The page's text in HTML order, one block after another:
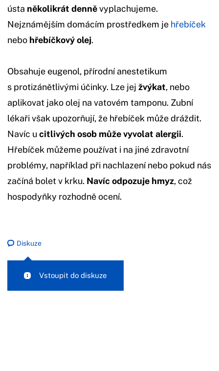
ústa několikrát denněvyplachujeme.
Nejznámějším domácím prostředkem je hřebíček
nebo hřebíčkový olej.
Obsahuje eugenol, přírodní anestetikum
s protizánětlivými účinky. Lze jej žvýkat, nebo
aplikovat jako olej na vatovém tamponu. Zubní
lékaři však upozorňují, že hřebíček může dráždit.
Navíc u citlivých osob může vyvolat alergii.
Hřebíček můžeme používat i na jiné zdravotní
problémy, například při nachlazení nebo pokud nás
začíná bolet v krku. Navíc odpozuje hmyz, což
hospodyňky rozhodně ocení.
Diskuze
Vstoupit do diskuze